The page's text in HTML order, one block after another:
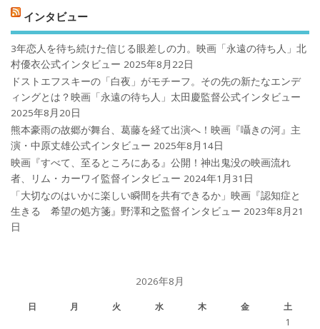
インタビュー
3年恋人を待ち続けた信じる眼差しの力。映画「永遠の待ち人」北
村優衣公式インタビュー 2025年8月22日
ドストエフスキーの「白夜」がモチーフ。その先の新たなエンデ
ィングとは？映画「永遠の待ち人」太田慶監督公式インタビュー
2025年8月20日
熊本豪雨の故郷が舞台、葛藤を経て出演へ！映画『囁きの河』主
演・中原丈雄公式インタビュー 2025年8月14日
映画『すべて、至るところにある』公開！神出鬼没の映画流れ
者、リム・カーワイ監督インタビュー 2024年1月31日
「大切なのはいかに楽しい瞬間を共有できるか」映画『認知症と
生きる 希望の処方箋』野澤和之監督インタビュー 2023年8月21
日
2026年8月
日 月 火 水 木 金
土
1